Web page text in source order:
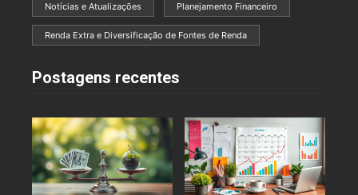
Notícias e Atualizações Planejamento Financeiro
Renda Extra e Diversificação de Fontes de Renda
Postagens recentes